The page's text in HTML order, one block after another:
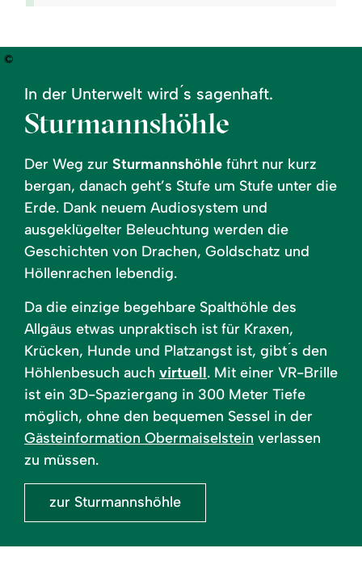
©
In der Unterwelt wird ́s sagenhaft.
Sturmannshöhle
Der Weg zur Sturmannshöhle führt nur kurz
bergan, danach geht’s Stufe um Stufe unter die
Erde. Dank neuem Audiosystem und
ausgeklügelter Beleuchtung werden die
Geschichten von Drachen, Goldschatz und
Höllenrachen lebendig.
Da die einzige begehbare Spalthöhle des
Allgäus etwas unpraktisch ist für Kraxen,
Krücken, Hunde und Platzangst ist, gibt ́s den
Höhlenbesuch auch virtuell. Mit einer VR-Brille
ist ein 3D-Spaziergang in 300 Meter Tiefe
möglich, ohne den bequemen Sessel in der
Gästeinformation Obermaiselstein verlassen
zu müssen.
zur Sturmannshöhle